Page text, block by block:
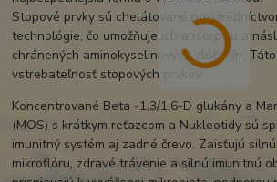
Stopové prvky sú chelátované
technológie, čo umožňuje ich absorpciu a
chránených aminokyselinových zlúčenín.
vstrebateľnosť stopových prvkov.
Koncentrované Beta -1,3/1,6-D glukány a
(MOS) s krátkym reťazcom a Nukleotidy sú
imunitný systém aj zadné črevo. Zaisťujú
mikroflóru, zdravé trávenie a silnú imunitnú